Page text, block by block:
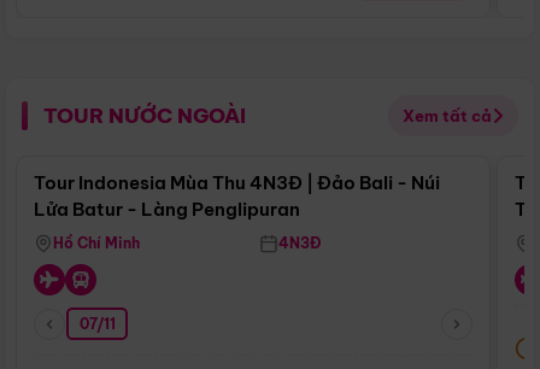
TOUR NƯỚC NGOÀI Xem tất cả
Điểm nổi bật
Tour Indonesia Mùa Thu 4N3Đ | Đảo Bali - Núi
Lửa Batur - Làng Penglipuran
Hồ Chí Minh 4N3Đ
07/11